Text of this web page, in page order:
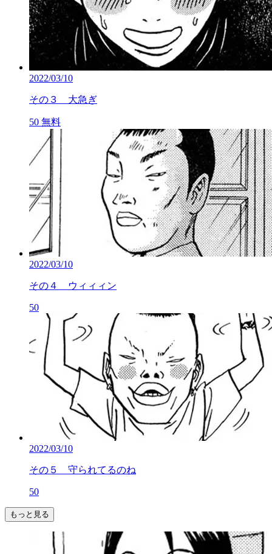
2022/03/10
その３ 大急ぎ
50 無料
2022/03/10
その４ ウィィィン
50
2022/03/10
その５ 守られてるのね
50
もっと見る